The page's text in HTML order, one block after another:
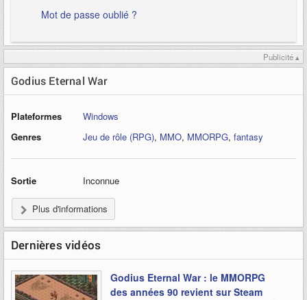
Mot de passe oublié ?
Publicité ▴
Godius Eternal War
Plateformes
Windows
Genres
Jeu de rôle (RPG), MMO, MMORPG, fantasy
Sortie Inconnue
Plus d'informations
Dernières vidéos
Godius Eternal War : le MMORPG
des années 90 revient sur Steam